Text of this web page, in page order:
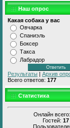
Наш опрос
Какая собака у вас
Овчарка
Спаниэль
Боксер
Такса
Лабрадор
Результаты | Архив
Всего ответов: 177
Статистика
Онлайн всего:
Гостей: 17